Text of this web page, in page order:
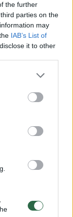
the further
parties on the
may
IAB’s List of
it to other
00:00:30
dviejų moterų ir
kils iki
00:00:59
aplinkkelis: